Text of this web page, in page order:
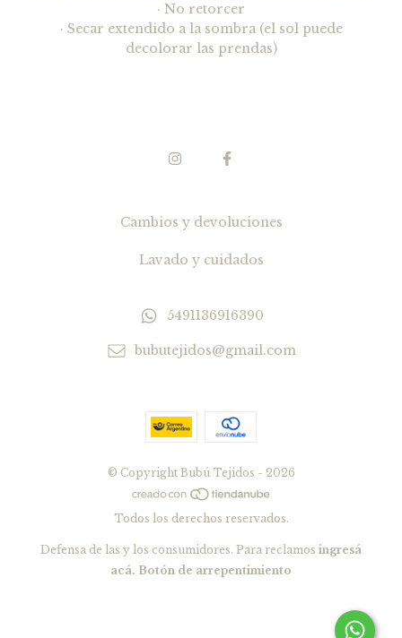
· No retorcer
· Secar extendido a la sombra (el sol puede
decolorar las prendas)
Cambios y devoluciones
Lavado y cuidados
5491136916390
bubutejidos@gmail.com
© Copyright Bubú Tejidos - 2026
Todos los derechos reservados.
Defensa de las y los consumidores. Para reclamos ingresá
acá. Botón de arrepentimiento